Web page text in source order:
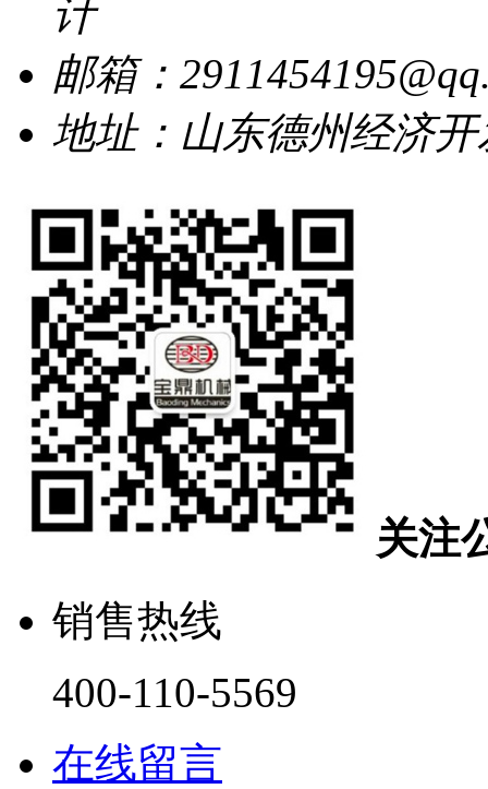
计
邮箱：
地址：山东德州经济
关注
销售热线
400-110-5569
在线留言